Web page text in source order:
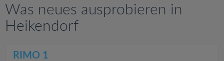
Was neues ausprobieren in
Heikendorf
RIMO 1
n